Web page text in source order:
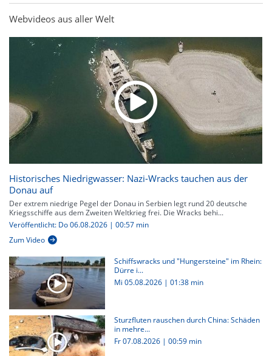
Webvideos aus aller Welt
Historisches Niedrigwasser: Nazi-Wracks tauchen aus der
Donau auf
Der extrem niedrige Pegel der Donau in Serbien legt rund 20 deutsche
Kriegsschiffe aus dem Zweiten Weltkrieg frei. Die Wracks behi...
Veröffentlicht: Do 06.08.2026 | 00:57 min
Zum Video
Schiffswracks und "Hungersteine" im Rhein:
Dürre i...
Mi 05.08.2026 | 01:38 min
Sturzfluten rauschen durch China: Schäden
in mehre...
Fr 07.08.2026 | 00:59 min